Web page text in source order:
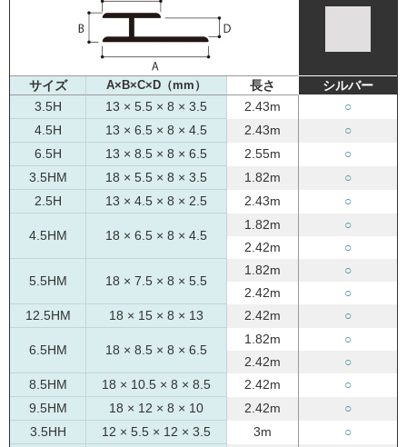
サイズ A×B×C×D（mm） 長さ
シルバー
3.5H
13 × 5.5 × 8 × 3.5 2.43m
○
4.5H
13 × 6.5 × 8 × 4.5 2.43m
○
6.5H
13 × 8.5 × 8 × 6.5 2.55m
○
3.5HM
18 × 5.5 × 8 × 3.5 1.82m
○
2.5H
13 × 4.5 × 8 × 2.5 2.43m ○
4.5HM 18 × 6.5 × 8 × 4.5
1.82m
○
2.42m
○
5.5HM 18 × 7.5 × 8 × 5.5
1.82m
○
2.42m
○
12.5HM
18 × 15 × 8 × 13 2.42m ○
6.5HM 18 × 8.5 × 8 × 6.5
1.82m
○
2.42m
○
8.5HM
18 × 10.5 × 8 × 8.5 2.42m
○
9.5HM
18 × 12 × 8 × 10 2.42m
○
3.5HH
12 × 5.5 × 12 × 3.5 3m
○